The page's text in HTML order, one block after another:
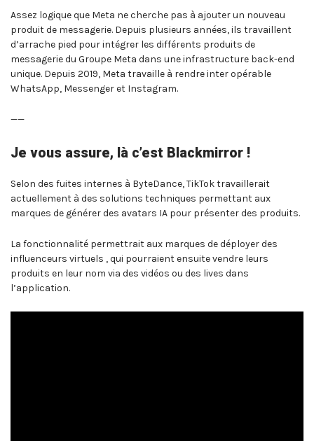
Assez logique que Meta ne cherche pas à ajouter un nouveau
produit de messagerie. Depuis plusieurs années, ils travaillent
d’arrache pied pour intégrer les différents produits de
messagerie du Groupe Meta dans une infrastructure back-end
unique. Depuis 2019, Meta travaille à rendre inter opérable
WhatsApp, Messenger et Instagram.
——
Je vous assure, là c’est Blackmirror !
Selon des fuites internes à ByteDance, TikTok travaillerait
actuellement à des solutions techniques permettant aux
marques de générer des avatars IA pour présenter des produits.
La fonctionnalité permettrait aux marques de déployer des
influenceurs virtuels , qui pourraient ensuite vendre leurs
produits en leur nom via des vidéos ou des lives dans
l’application.